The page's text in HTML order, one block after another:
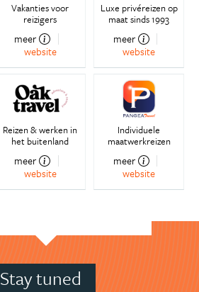
Vakanties voor
reizigers
meer
website
Luxe privéreizen op
maat sinds 1993
meer
website
Reizen & werken in
het buitenland
meer
website
Individuele
maatwerkreizen
meer
website
Stay tuned